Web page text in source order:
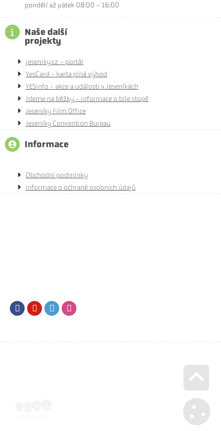
pondělí až pátek 08:00 - 16:00
Naše další
projekty
jeseniky.cz - portál
YesCard - karta plná výhod
YESinfo - akce a události v Jeseníkách
Jdeme na běžky - informace o bíle stopě
Jeseníky Film Office
Jeseníky Convention Bureau
Informace
Obchodní podmínky
Informace o ochraně osobních údajů
FacebookYoutubeTwitter
Go